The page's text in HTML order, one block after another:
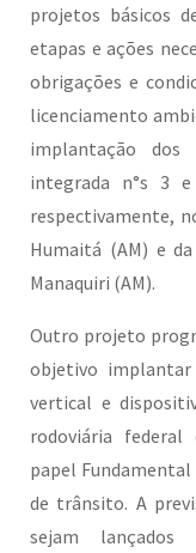
projetos básicos
etapas e ações
obrigações e
licenciamento
implantação dos
integrada n°s 3
respectivamente,
Humaitá (AM) e
Manaquiri (AM).
Outro projeto
objetivo
vertical e
rodoviária federal
papel
de trânsito. A
sejam lançados